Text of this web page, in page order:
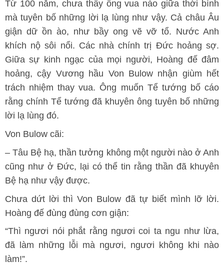
Từ 100 năm, chưa thấy ông vua nào giữa thời bình
mà tuyên bố những lời lạ lùng như vậy. Cả châu Âu
giận dữ ồn ào, như bầy ong vẽ vỡ tổ. Nước Anh
khích nộ sôi nổi. Các nhà chính trị Đức hoảng sợ.
Giữa sự kinh ngạc của mọi người, Hoàng đế đâm
hoảng, cậy Vương hầu Von Bulow nhận giùm hết
trách nhiệm thay vua. Ông muốn Tể tướng bố cáo
rằng chính Tể tướng đã khuyên ông tuyên bố những
lời lạ lùng đó.
Von Bulow cãi:
– Tâu Bệ hạ, thần tưởng không một người nào ở Anh
cũng như ở Đức, lại có thể tin rằng thần đã khuyên
Bệ hạ như vậy được.
Chưa dứt lời thì Von Bulow đã tự biết mình lỡ lời.
Hoàng đế đùng đùng cơn giận:
“Thì ngươi nói phắt rằng ngươi coi ta ngu như lừa,
đã làm những lỗi mà ngươi, ngươi không khi nào
làm!”.